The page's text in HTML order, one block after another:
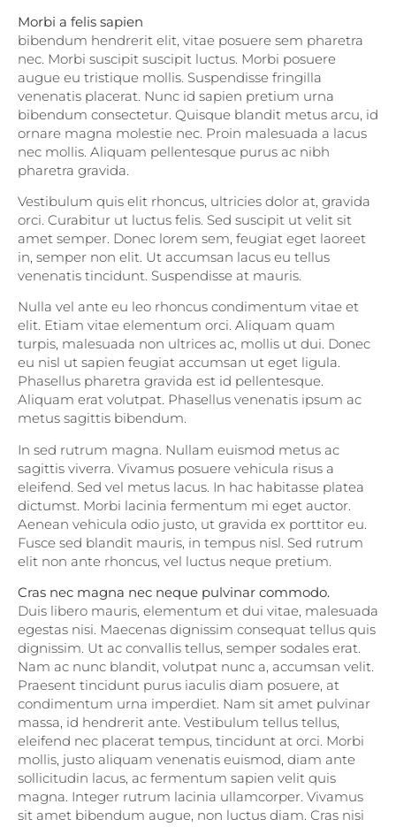
Morbi a felis sapien
bibendum hendrerit elit, vitae posuere sem pharetra
nec. Morbi suscipit suscipit luctus. Morbi posuere
augue eu tristique mollis. Suspendisse fringilla
venenatis placerat. Nunc id sapien pretium urna
bibendum consectetur. Quisque blandit metus arcu, id
ornare magna molestie nec. Proin malesuada a lacus
nec mollis. Aliquam pellentesque purus ac nibh
pharetra gravida.
Vestibulum quis elit rhoncus, ultricies dolor at, gravida
orci. Curabitur ut luctus felis. Sed suscipit ut velit sit
amet semper. Donec lorem sem, feugiat eget laoreet
in, semper non elit. Ut accumsan lacus eu tellus
venenatis tincidunt. Suspendisse at mauris.
Nulla vel ante eu leo rhoncus condimentum vitae et
elit. Etiam vitae elementum orci. Aliquam quam
turpis, malesuada non ultrices ac, mollis ut dui. Donec
eu nisl ut sapien feugiat accumsan ut eget ligula.
Phasellus pharetra gravida est id pellentesque.
Aliquam erat volutpat. Phasellus venenatis ipsum ac
metus sagittis bibendum.
In sed rutrum magna. Nullam euismod metus ac
sagittis viverra. Vivamus posuere vehicula risus a
eleifend. Sed vel metus lacus. In hac habitasse platea
dictumst. Morbi lacinia fermentum mi eget auctor.
Aenean vehicula odio justo, ut gravida ex porttitor eu.
Fusce sed blandit mauris, in tempus nisl. Sed rutrum
elit non ante rhoncus, vel luctus neque pretium.
Cras nec magna nec neque pulvinar commodo.
Duis libero mauris, elementum et dui vitae, malesuada
egestas nisi. Maecenas dignissim consequat tellus quis
dignissim. Ut ac convallis tellus, semper sodales erat.
Nam ac nunc blandit, volutpat nunc a, accumsan velit.
Praesent tincidunt purus iaculis diam posuere, at
condimentum urna imperdiet. Nam sit amet pulvinar
massa, id hendrerit ante. Vestibulum tellus tellus,
eleifend nec placerat tempus, tincidunt at orci. Morbi
mollis, justo aliquam venenatis euismod, diam ante
sollicitudin lacus, ac fermentum sapien velit quis
magna. Integer rutrum lacinia ullamcorper. Vivamus
sit amet bibendum augue, non luctus diam. Cras nisi